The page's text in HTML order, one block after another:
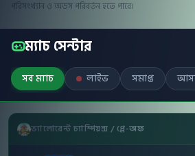
পরিসংখ্যান ও অডস পরিবর্তন হতে পারে।
ম্যাচ সেন্টার
সব ম্যাচ লাইভ সমাপ্ত
ভ্যালোরেন্ট চ্যাম্পিয়ন্স / প্লে-অফ